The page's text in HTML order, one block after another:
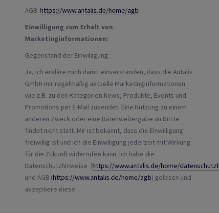
AGB: https://www.antalis.de/home/agb
Einwilligung zum Erhalt von
Marketinginformationen:
Gegenstand der Einwilligung:
Ja, ich erkläre mich damit einverstanden, dass die Antalis
GmbH mir regelmäßig aktuelle Marketinginformationen
wie z.B. zu den Kategorien News, Produkte, Events und
Promotions per E-Mail zusendet. Eine Nutzung zu einem
anderen Zweck oder eine Datenweitergabe an Dritte
findet nicht statt. Mir ist bekannt, dass die Einwilligung
freiwillig ist und ich die Einwilligung jederzeit mit Wirkung
für die Zukunft widerrufen kann. Ich habe die
Datenschutzhinweise (https://www.antalis.de/home/
und AGB (https://www.antalis.de/home/agb) gelesen und
akzeptiere diese.